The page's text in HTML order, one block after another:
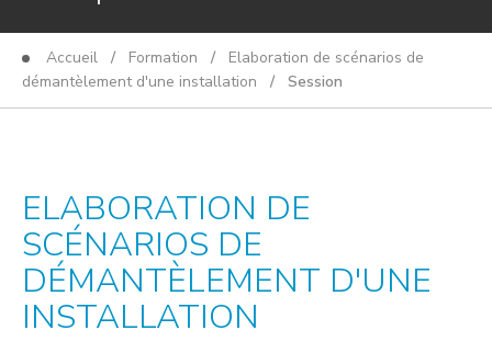
Accueil / Formation / Elaboration de scénarios de
démantèlement d'une installation / Session
ELABORATION DE
SCÉNARIOS DE
DÉMANTÈLEMENT D'UNE
INSTALLATION